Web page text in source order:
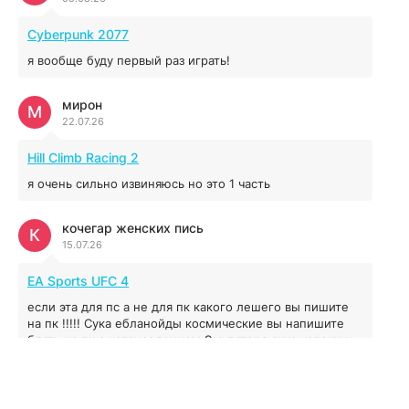
MAFIA: THE OLD COUNTRY
44.98 ГБ 2025
Red Chaos - The Strict Order
5.43 ГБ
Prey
16.95 ГБ
Cyberpunk 2077
я вообще буду первый раз играть!
мирон
22.07.26
М
Hill Climb Racing 2
я очень сильно извиняюсь но это 1 часть
кочегар женских пись
15.07.26
К
EA Sports UFC 4
если эта для пс а не для пк какого лешего вы пишите
на пк !!!!! Сука ебланойды космические вы напишите
блять на пк с установлением Эмулятора сука калеки на